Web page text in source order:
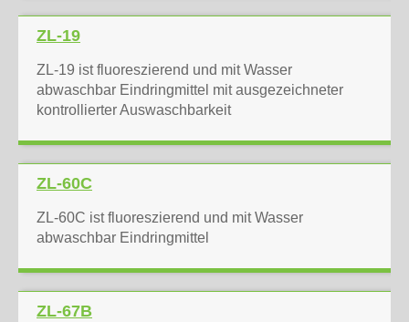
ZL-19
ZL-19 ist fluoreszierend und mit Wasser
abwaschbar Eindringmittel mit ausgezeichneter
kontrollierter Auswaschbarkeit
ZL-60C
ZL-60C ist fluoreszierend und mit Wasser
abwaschbar Eindringmittel
ZL-67B